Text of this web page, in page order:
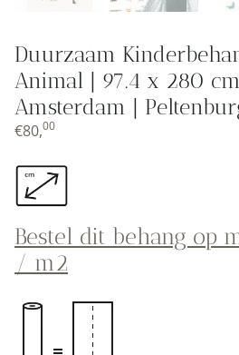
Duurzaam
Animal | 97.4 x 280
Amsterdam |
€80,00
Bestel dit behang op
/ m2